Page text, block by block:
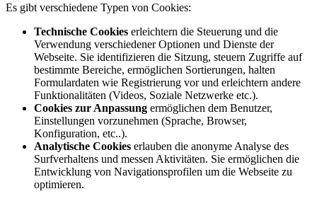
Es gibt verschiedene Typen von Cookies:
Technische Cookies erleichtern die Steuerung und die
Verwendung verschiedener Optionen und Dienste der
Webseite. Sie identifizieren die Sitzung, steuern Zugriffe auf
bestimmte Bereiche, ermöglichen Sortierungen, halten
Formulardaten wie Registrierung vor und erleichtern andere
Funktionalitäten (Videos, Soziale Netzwerke etc.).
Cookies zur Anpassung ermöglichen dem Benutzer,
Einstellungen vorzunehmen (Sprache, Browser,
Konfiguration, etc..).
Analytische Cookies erlauben die anonyme Analyse des
Surfverhaltens und messen Aktivitäten. Sie ermöglichen die
Entwicklung von Navigationsprofilen um die Webseite zu
optimieren.